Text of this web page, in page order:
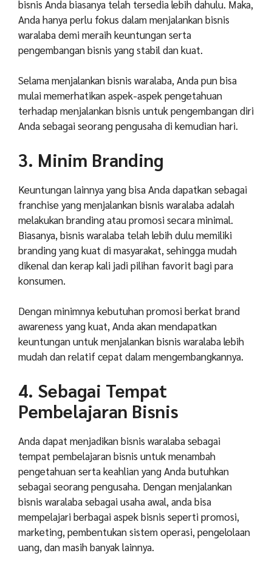
bisnis Anda biasanya telah tersedia lebih dahulu. Maka,
Anda hanya perlu fokus dalam menjalankan bisnis
waralaba demi meraih keuntungan serta
pengembangan bisnis yang stabil dan kuat.
Selama menjalankan bisnis waralaba, Anda pun bisa
mulai memerhatikan aspek-aspek pengetahuan
terhadap menjalankan bisnis untuk pengembangan diri
Anda sebagai seorang pengusaha di kemudian hari.
3. Minim Branding
Keuntungan lainnya yang bisa Anda dapatkan sebagai
franchise yang menjalankan bisnis waralaba adalah
melakukan branding atau promosi secara minimal.
Biasanya, bisnis waralaba telah lebih dulu memiliki
branding yang kuat di masyarakat, sehingga mudah
dikenal dan kerap kali jadi pilihan favorit bagi para
konsumen.
Dengan minimnya kebutuhan promosi berkat brand
awareness yang kuat, Anda akan mendapatkan
keuntungan untuk menjalankan bisnis waralaba lebih
mudah dan relatif cepat dalam mengembangkannya.
4. Sebagai Tempat
Pembelajaran Bisnis
Anda dapat menjadikan bisnis waralaba sebagai
tempat pembelajaran bisnis untuk menambah
pengetahuan serta keahlian yang Anda butuhkan
sebagai seorang pengusaha. Dengan menjalankan
bisnis waralaba sebagai usaha awal, anda bisa
mempelajari berbagai aspek bisnis seperti promosi,
marketing, pembentukan sistem operasi, pengelolaan
uang, dan masih banyak lainnya.